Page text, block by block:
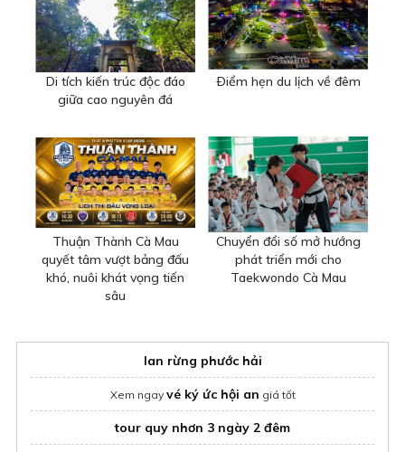
Di tích kiến trúc độc đáo
giữa cao nguyên đá
Ðiểm hẹn du lịch về đêm
Thuận Thành Cà Mau
quyết tâm vượt bảng đấu
khó, nuôi khát vọng tiến
sâu
Chuyển đổi số mở hướng
phát triển mới cho
Taekwondo Cà Mau
lan rừng phước hải
Xem ngay vé ký ức hội an giá tốt
tour quy nhơn 3 ngày 2 đêm